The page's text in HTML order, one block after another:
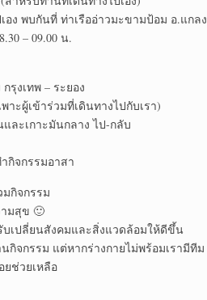
อง พบกันที่ ท่าเรืออ่าวมะขามป้อม อ.แกลง
– 09.00 น.
รุงเทพ – ระยอง
าะผู้เข้าร่วมที่เดินทางไปกับเรา)
ละเกาะมันกลาง ไป-กลับ
กิจกรรมอาสา
กิจกรรม
มสุข 🙂
บเปลี่ยนสังคมและสิ่งแวดล้อมให้ดีขึ้น
กิจกรรม แต่หากร่างกายไม่พร้อมเรามีทีม
ยช่วยเหลือ